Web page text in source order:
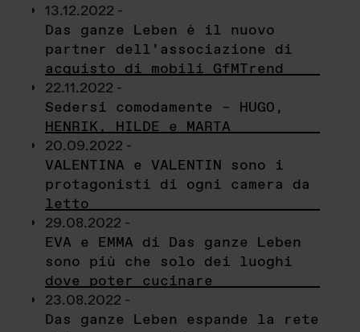
13.12.2022 -
Das ganze Leben è il nuovo
partner dell’associazione di
acquisto di mobili GfMTrend
22.11.2022 -
Sedersi comodamente – HUGO,
HENRIK, HILDE e MARTA
20.09.2022 -
VALENTINA e VALENTIN sono i
protagonisti di ogni camera da
letto
29.08.2022 -
EVA e EMMA di Das ganze Leben
sono più che solo dei luoghi
dove poter cucinare
23.08.2022 -
Das ganze Leben espande la rete